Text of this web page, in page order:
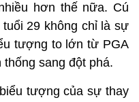
hơn thế nữa. Cú
29 không chỉ là sự
tượng to lớn từ PGA
sang đột phá.
tượng của sự thay